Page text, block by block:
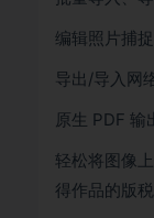
编辑照片捕
导出/导入网
原生 PDF 输
轻松将图像
得作品的版税